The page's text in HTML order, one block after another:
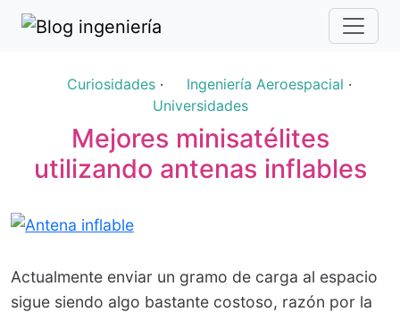
Curiosidades · Ingeniería Aeroespacial ·
Universidades
Mejores minisatélites
utilizando antenas inflables
Actualmente enviar un gramo de carga al espacio
sigue siendo algo bastante costoso, razón por la